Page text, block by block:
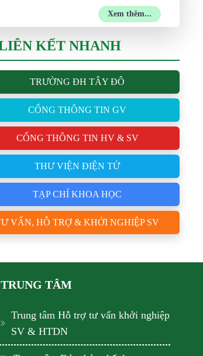
Xem thêm...
KẾT NHANH
TRƯỜNG ĐH TÂY ĐÔ
CỔNG THÔNG TIN GV
CỔNG THÔNG TIN HV & SV
THƯ VIỆN ĐIỆN TỬ
TẠP CHÍ KHOA HỌC
VẤN, HỖ TRỢ & KHỞI NGHIỆP SV
TÂM
Trung tâm Hỗ trợ tư vấn khởi nghiệp
SV & HTDN